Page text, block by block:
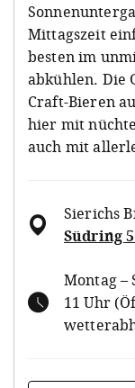
Mittagszeit
besten im
abkühlen. Die
Craft-Bieren
hier mit
auch mit
Sierichs
Südring
Montag –
11 Uhr